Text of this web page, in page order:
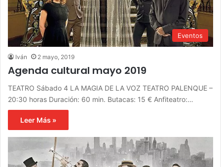
Eventos
Iván 2 mayo, 2019
Agenda cultural mayo 2019
TEATRO Sábado 4 LA MAGIA DE LA VOZ TEATRO PALENQUE –
20:30 horas Duración: 60 min. Butacas: 15 € Anfiteatro:…
Leer Más »